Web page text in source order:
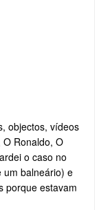
objectos, vídeos
Ronaldo, O
o caso no
um balneário) e
porque estavam